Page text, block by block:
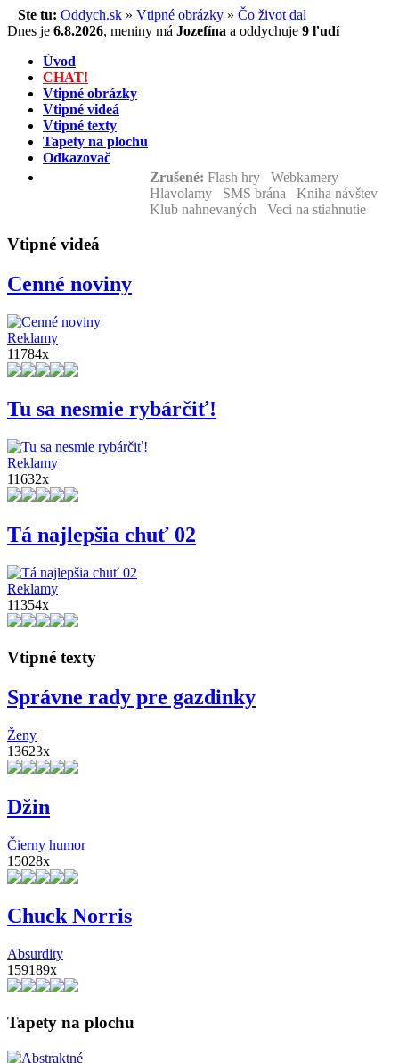
Ste tu: Oddych.sk » Vtipné obrázky » Čo život dal
Dnes je 6.8.2026, meniny má Jozefína a oddychuje 9 ľudí
Úvod
CHAT!
Vtipné obrázky
Vtipné videá
Vtipné texty
Tapety na plochu
Odkazovač
Zrušené: Flash hry Webkamery
Hlavolamy SMS brána Kniha návštev
Klub nahnevaných Veci na stiahnutie
Vtipné videá
Cenné noviny
Reklamy
11784x
Tu sa nesmie rybárčiť!
Reklamy
11632x
Tá najlepšia chuť 02
Reklamy
11354x
Vtipné texty
Správne rady pre gazdinky
Ženy
13623x
Džin
Čierny humor
15028x
Chuck Norris
Absurdity
159189x
Tapety na plochu